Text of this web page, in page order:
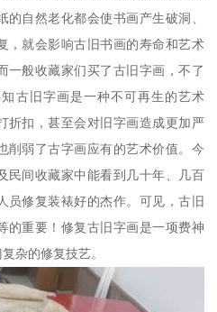
自然老化都会使书画产生破洞、
，就会影响古旧书画的寿命和艺术
一般收藏家们买了古旧字画，不了
古旧字画是一种不可再生的艺术
折扣，甚至会对旧字画造成更加严
削弱了古字画应有的艺术价值。今
民间收藏家中能看到几十年、几百
员修复装裱好的杰作。可见，古旧
的重要！修复古旧字画是一项费神
杂的修复技艺。